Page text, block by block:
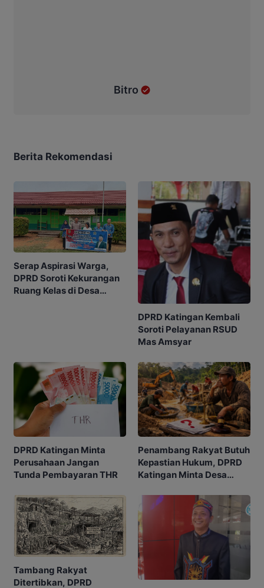
Bitro
Berita Rekomendasi
Serap Aspirasi Warga,
DPRD Soroti Kekurangan
Ruang Kelas di Desa
DPRD Katingan Kembali
Soroti Pelayanan RSUD
Mas Amsyar
DPRD Katingan Minta
Perusahaan Jangan
Tunda Pembayaran THR
Penambang Rakyat Butuh
Kepastian Hukum, DPRD
Katingan Minta Desa
Tambang Rakyat
Ditertibkan, DPRD